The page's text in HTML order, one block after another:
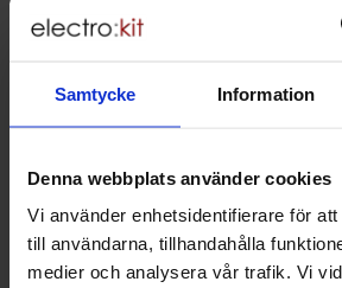
Samtycke Information
Denna webbplats använder cookies
Vi använder enhetsidentifierare för
till användarna, tillhandahålla
medier och analysera vår trafik. Vi
Maxell - LR03